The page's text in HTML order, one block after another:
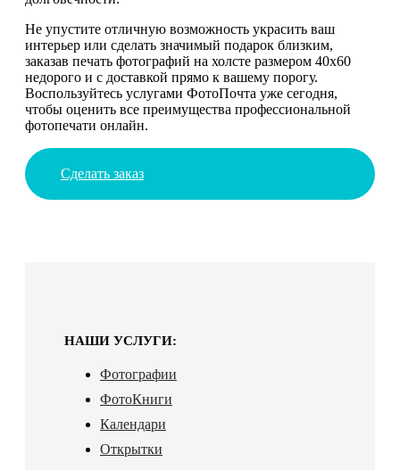
Не упустите отличную возможность украсить ваш
интерьер или сделать значимый подарок близким,
заказав печать фотографий на холсте размером 40х60
недорого и с доставкой прямо к вашему порогу.
Воспользуйтесь услугами ФотоПочта уже сегодня,
чтобы оценить все преимущества профессиональной
фотопечати онлайн.
Сделать заказ
НАШИ УСЛУГИ:
Фотографии
ФотоКниги
Календари
Открытки